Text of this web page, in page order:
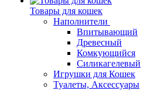
Товары для кошек
Наполнители
Впитывающий
Древесный
Комкующийся
Силикагелевый
Игрушки для Кошек
Туалеты, Аксессуары